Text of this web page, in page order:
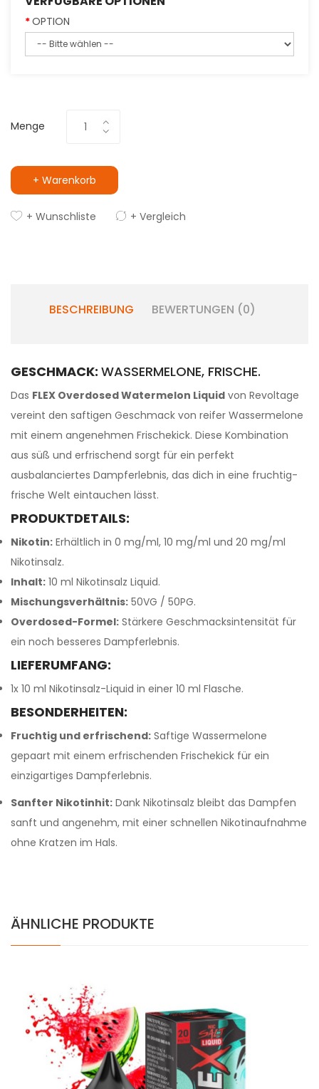
OPTION
Menge
+ Warenkorb
+ Wunschliste + Vergleich
BESCHREIBUNG BEWERTUNGEN (0)
GESCHMACK: WASSERMELONE, FRISCHE.
Das FLEX Overdosed Watermelon Liquid von Revoltage
vereint den saftigen Geschmack von reifer Wassermelone
mit einem angenehmen Frischekick. Diese Kombination
aus süß und erfrischend sorgt für ein perfekt
ausbalanciertes Dampferlebnis, das dich in eine fruchtig-
frische Welt eintauchen lässt.
PRODUKTDETAILS:
Nikotin: Erhältlich in 0 mg/ml, 10 mg/ml und 20 mg/ml
Nikotinsalz.
Inhalt: 10 ml Nikotinsalz Liquid.
Mischungsverhältnis: 50VG / 50PG.
Overdosed-Formel: Stärkere Geschmacksintensität für
ein noch besseres Dampferlebnis.
LIEFERUMFANG:
1x 10 ml Nikotinsalz-Liquid in einer 10 ml Flasche.
BESONDERHEITEN:
Fruchtig und erfrischend: Saftige Wassermelone
gepaart mit einem erfrischenden Frischekick für ein
einzigartiges Dampferlebnis.
Sanfter Nikotinhit: Dank Nikotinsalz bleibt das Dampfen
sanft und angenehm, mit einer schnellen Nikotinaufnahme
ohne Kratzen im Hals.
ÄHNLICHE PRODUKTE